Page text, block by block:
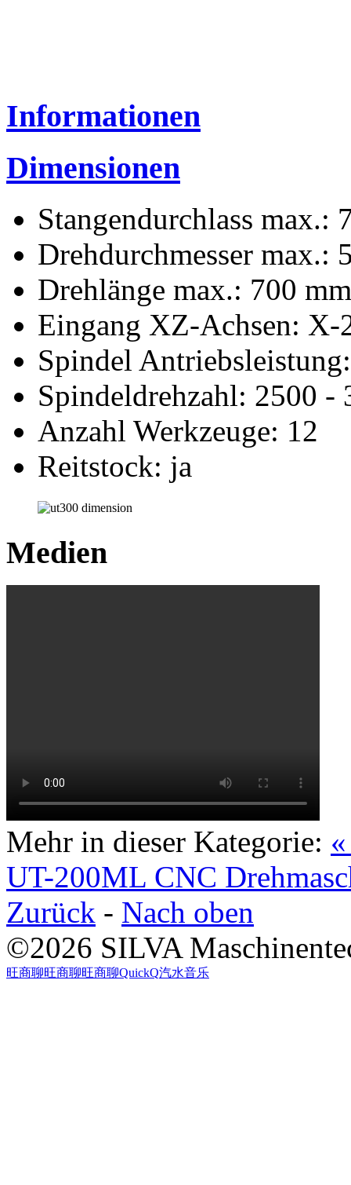
Informationen
Dimensionen
Stangendurchlass max.:
Drehdurchmesser max.:
Drehlänge max.: 700 mm
Eingang XZ-Achsen: X-
Spindel Antriebsleistung:
Spindeldrehzahl: 2500 -
Anzahl Werkzeuge: 12
Reitstock: ja
Medien
Mehr in dieser Kategorie:
UT-200ML CNC
Zurück - Nach oben
©2026 SILVA
旺商聊旺商聊旺商聊QuickQ汽水音乐